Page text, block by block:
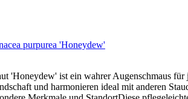
purpurea 'Honeydew'
'Honeydew' ist ein wahrer Augenschmaus
und harmonieren ideal mit anderen